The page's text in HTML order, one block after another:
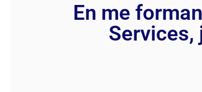
En me
Services,